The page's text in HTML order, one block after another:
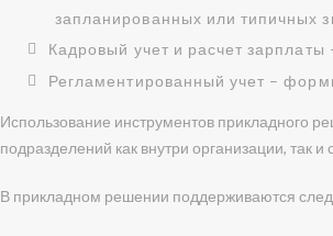
запланированных или типичных
Кадровый учет и расчет
Регламентированный учет –
Использование инструментов прикладного
подразделений как внутри организации, так
В прикладном решении поддерживаются